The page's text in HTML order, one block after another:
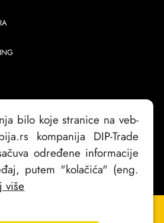
Izrada sajta
bilo koje stranice na veb-
kompanija DIP-Trade
određene informacije
putem "kolačića" (eng.
više